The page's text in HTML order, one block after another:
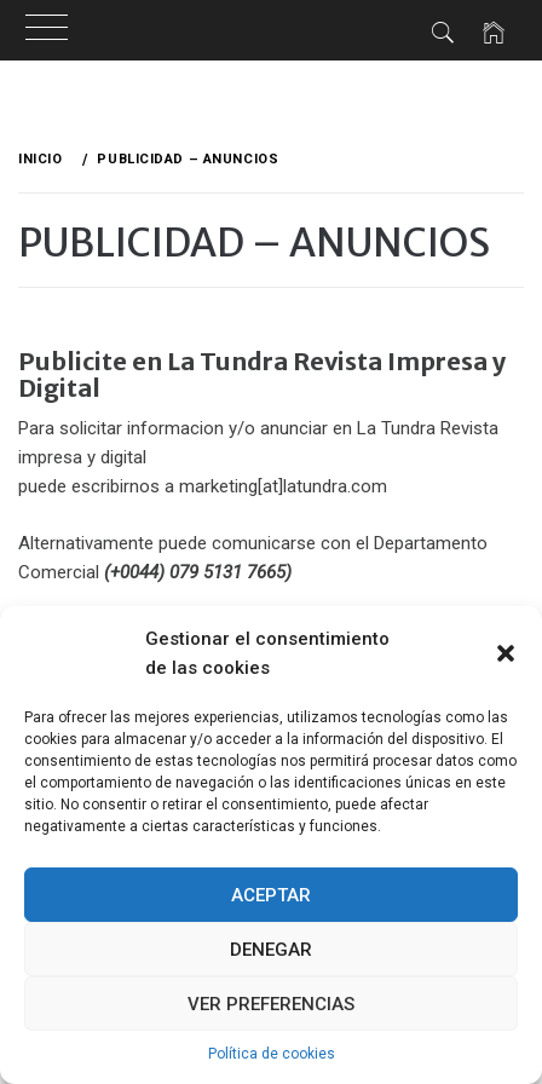
Gestionar el consentimiento
de las cookies
Para ofrecer las mejores experiencias, utilizamos tecnologías como las
cookies para almacenar y/o acceder a la información del dispositivo. El
consentimiento de estas tecnologías nos permitirá procesar datos como
el comportamiento de navegación o las identificaciones únicas en este
sitio. No consentir o retirar el consentimiento, puede afectar
negativamente a ciertas características y funciones.
ACEPTAR
DENEGAR
VER PREFERENCIAS
Política de cookies
INICIO PUBLICIDAD – ANUNCIOS
PUBLICIDAD – ANUNCIOS
Publicite en La Tundra Revista Impresa y
Digital
Para solicitar informacion y/o anunciar en La Tundra Revista
impresa y digital
puede escribirnos a marketing[at]latundra.com
Alternativamente puede comunicarse con el Departamento
Comercial (+0044) 079 5131 7665)
TEMA: MINIMAL GRID POR